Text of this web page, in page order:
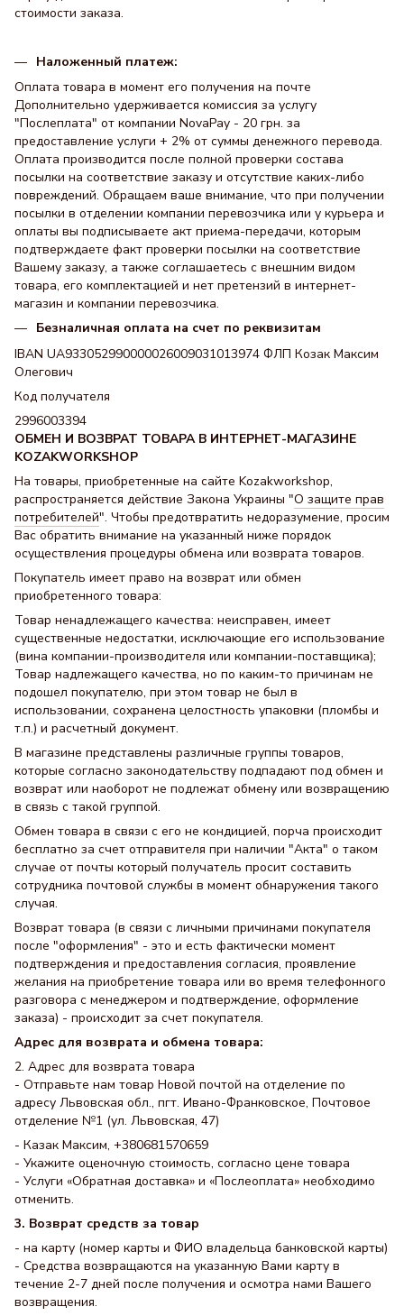
стоимости заказа.
Наложенный платеж:
Оплата товара в момент его получения на почте
Дополнительно удерживается комиссия за услугу
"Послеплата" от компании NovaPay - 20 грн. за
предоставление услуги + 2% от суммы денежного перевода.
Оплата производится после полной проверки состава
посылки на соответствие заказу и отсутствие каких-либо
повреждений. Обращаем ваше внимание, что при получении
посылки в отделении компании перевозчика или у курьера и
оплаты вы подписываете акт приема-передачи, которым
подтверждаете факт проверки посылки на соответствие
Вашему заказу, а также соглашаетесь с внешним видом
товара, его комплектацией и нет претензий в интернет-
магазин и компании перевозчика.
Безналичная оплата на счет по реквизитам
IBAN UA933052990000026009031013974 ФЛП Козак Максим
Олегович
Код получателя
2996003394
ОБМЕН И ВОЗВРАТ ТОВАРА В ИНТЕРНЕТ-МАГАЗИНЕ
KOZAKWORKSHOP
На товары, приобретенные на сайте Kozakworkshop,
распространяется действие Закона Украины "О защите прав
потребителей". Чтобы предотвратить недоразумение, просим
Вас обратить внимание на указанный ниже порядок
осуществления процедуры обмена или возврата товаров.
Покупатель имеет право на возврат или обмен
приобретенного товара:
Товар ненадлежащего качества: неисправен, имеет
существенные недостатки, исключающие его использование
(вина компании-производителя или компании-поставщика);
Товар надлежащего качества, но по каким-то причинам не
подошел покупателю, при этом товар не был в
использовании, сохранена целостность упаковки (пломбы и
т.п.) и расчетный документ.
В магазине представлены различные группы товаров,
которые согласно законодательству подпадают под обмен и
возврат или наоборот не подлежат обмену или возвращению
в связь с такой группой.
Обмен товара в связи с его не кондицией, порча происходит
бесплатно за счет отправителя при наличии "Акта" о таком
случае от почты который получатель просит составить
сотрудника почтовой службы в момент обнаружения такого
случая.
Возврат товара (в связи с личными причинами покупателя
после "оформления" - это и есть фактически момент
подтверждения и предоставления согласия, проявление
желания на приобретение товара или во время телефонного
разговора с менеджером и подтверждение, оформление
заказа) - происходит за счет покупателя.
Адрес для возврата и обмена товара:
2. Адрес для возврата товара
- Отправьте нам товар Новой почтой на отделение по
адресу Львовская обл., пгт. Ивано-Франковское, Почтовое
отделение №1 (ул. Львовская, 47)
- Казак Максим, +380681570659
- Укажите оценочную стоимость, согласно цене товара
- Услуги «Обратная доставка» и «Послеоплата» необходимо
отменить.
3. Возврат средств за товар
- на карту (номер карты и ФИО владельца банковской карты)
- Средства возвращаются на указанную Вами карту в
течение 2-7 дней после получения и осмотра нами Вашего
возвращения.